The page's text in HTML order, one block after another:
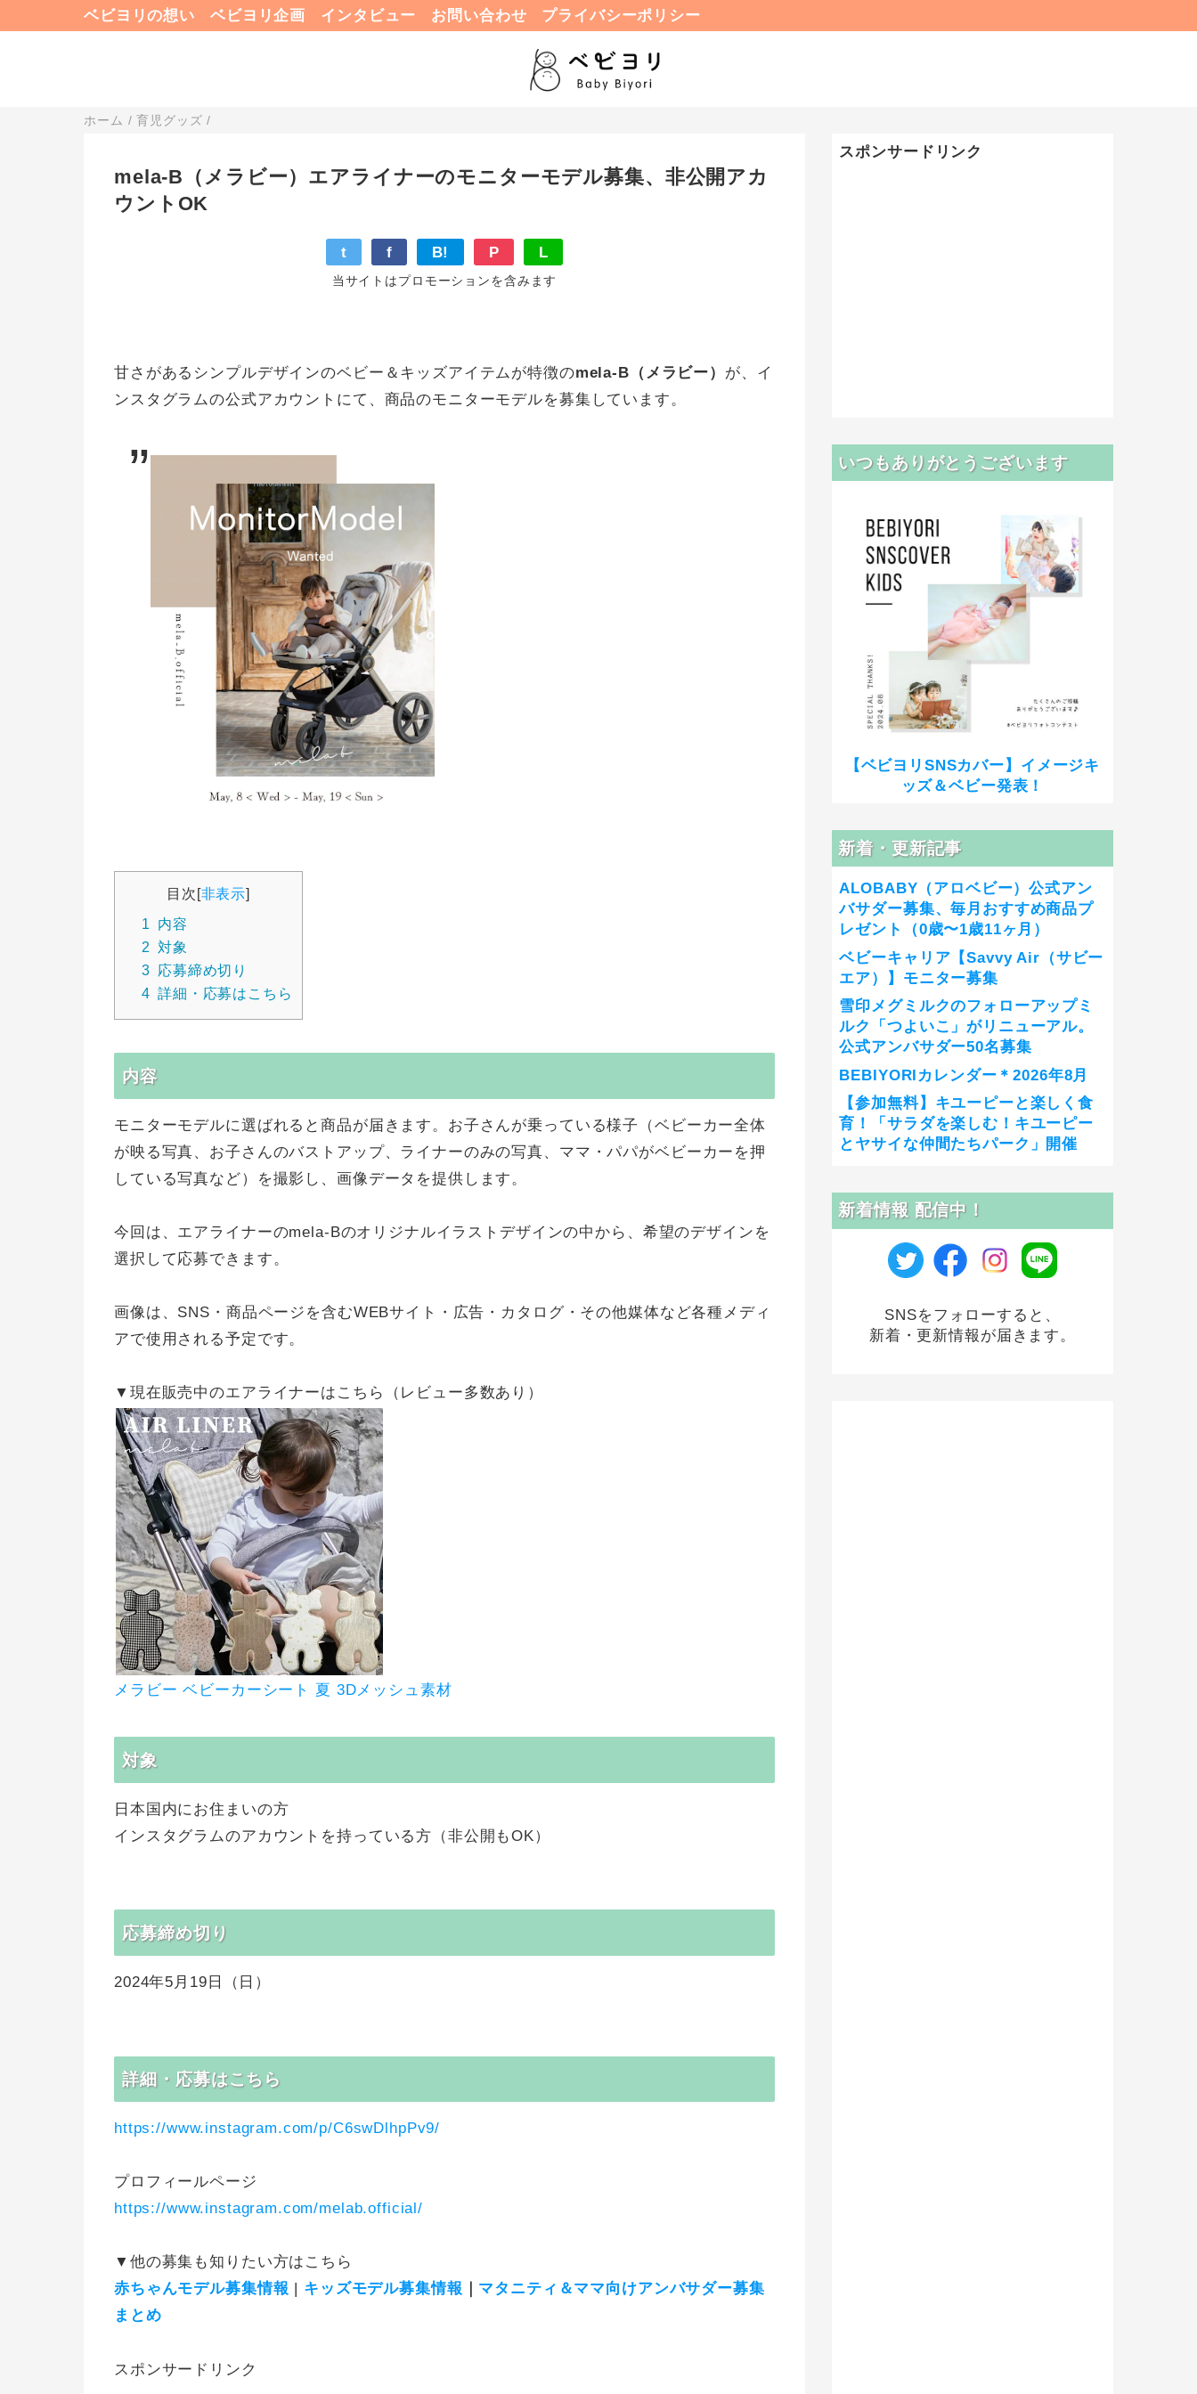
ベビヨリの想い ベビヨリ企画 インタビュー お問い合わせ プライバシーポリシー
ホーム /育児グッズ /
mela-B（メラビー）エアライナーのモニターモデル募集、非公開アカ
ウントOK
t f B! P L
当サイトはプロモーションを含みます
甘さがあるシンプルデザインのベビー＆キッズアイテムが特徴のmela-B（メラビー） が、イ
ンスタグラムの公式アカウントにて、商品のモニターモデルを募集しています。
目次[非表示]
1
内容
2 対象
3 応募締め切り
4 詳細・応募はこちら
内容
モニターモデルに選ばれると商品が届きます。お子さんが乗っている様子（ベビーカー全体
が映る写真、お子さんのバストアップ、ライナーのみの写真、ママ・パパがベビーカーを押
している写真など）を撮影し、画像データを提供します。
今回は、エアライナーのmela-Bのオリジナルイラストデザインの中から、希望のデザインを
選択して応募できます。
画像は、SNS・商品ページを含むWEBサイト・広告・カタログ・その他媒体など各種メディ
アで使用される予定です。
▼現在販売中のエアライナーはこちら（レビュー多数あり）
メラビー ベビーカーシート 夏 3Dメッシュ素材
対象
日本国内にお住まいの方
インスタグラムのアカウントを持っている方（非公開もOK）
応募締め切り
2024年5月19日（日）
詳細・応募はこちら
https://www.instagram.com/p/C6swDlhpPv9/
プロフィールページ
https://www.instagram.com/melab.official/
▼他の募集も知りたい方はこちら
赤ちゃんモデル募集情報 | キッズモデル募集情報
マタニティ＆ママ向けアンバサダー募集
まとめ
スポンサードリンク
スポンサードリンク
いつもありがとうございます
【ベビヨリSNSカバー】イメージキ
ッズ＆ベビー発表！
新着・更新記事
ALOBABY（アロベビー）公式アン
バサダー募集、毎月おすすめ商品プ
レゼント（0歳〜1歳11ヶ月）
ベビーキャリア【Savvy Air（サビー
エア）】モニター募集
雪印メグミルクのフォローアップミ
ルク「つよいこ」がリニューアル。
公式アンバサダー50名募集
BEBIYORIカレンダー＊2026年8月
【参加無料】キユーピーと楽しく食
育！「サラダを楽しむ！キユーピー
とヤサイな仲間たちパーク」開催
新着情報 配信中！
SNSをフォローすると、
新着・更新情報が届きます。